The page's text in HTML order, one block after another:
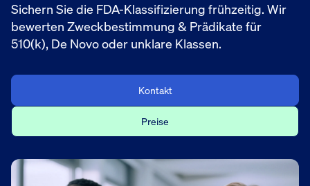
Sichern Sie die FDA-Klassifizierung frühzeitig. Wir
bewerten Zweckbestimmung & Prädikate für
510(k), De Novo oder unklare Klassen.
Kontakt
Preise